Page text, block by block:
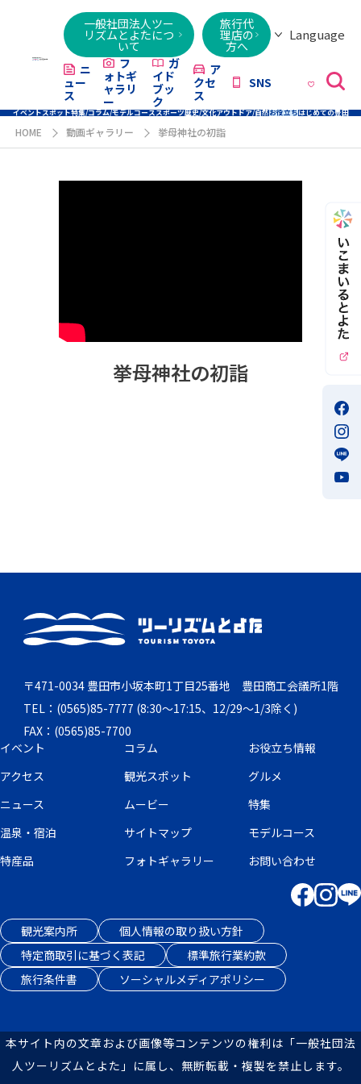
一般社団法人ツー
リズムとよたにつ
いて
旅行代
理店の
方へ
Language
Việt
ニ
ュー
ス
フ
ォトギ
ャラリ
ー
ガ
イド
ブッ
ク
ア
クセ
ス
SNS
イベントスポット特集/コラム/モデルコーススポーツ歴史/文化アウトドア/自然お役立ちはじめての豊田
HOME 動画ギャラリー 挙母神社の初詣
挙母神社の初詣
〒471-0034 豊田市小坂本町1丁目25番地 豊田商工会議所1階
TEL：(0565)85-7777 (8:30～17:15、12/29～1/3除く)
FAX：(0565)85-7700
イベント
コラム
お役立ち情報
アクセス
観光スポット
グルメ
ニュース
ムービー
特集
温泉・宿泊
サイトマップ
モデルコース
特産品
フォトギャラリー お問い合わせ
観光案内所
個人情報の取り扱い方針
特定商取引に基づく表記
標準旅行業約款
旅行条件書
ソーシャルメディアポリシー
本サイト内の文章および画像等コンテンツの権利は「一般社団法
人ツーリズムとよた」に属し、無断転載・複製を禁止します。